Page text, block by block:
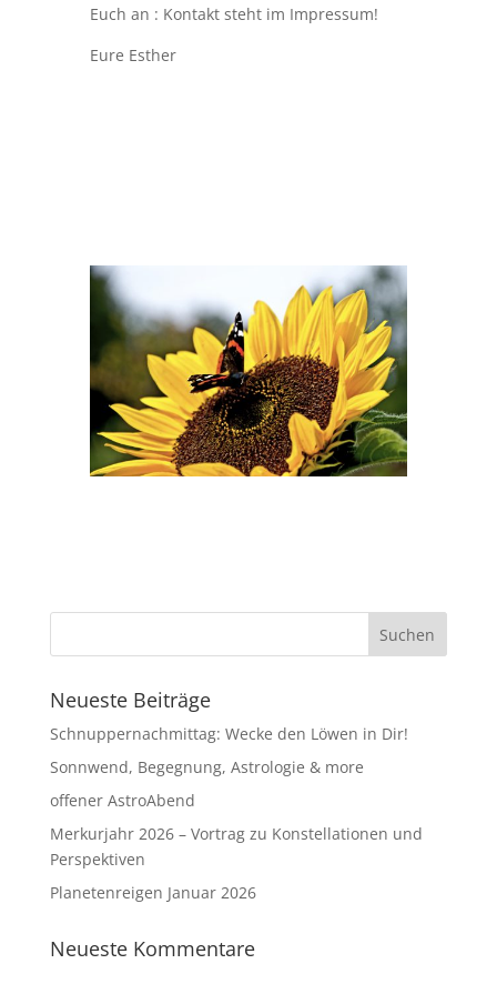
Euch an : Kontakt steht im Impressum!
Eure Esther
Neueste Beiträge
Schnuppernachmittag: Wecke den Löwen in Dir!
Sonnwend, Begegnung, Astrologie & more
offener AstroAbend
Merkurjahr 2026 – Vortrag zu Konstellationen und
Perspektiven
Planetenreigen Januar 2026
Neueste Kommentare